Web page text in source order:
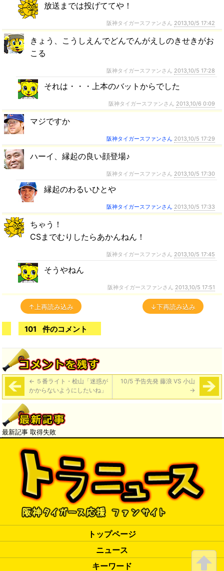
放送までは投げててや！
阪神タイガースファンさん 2013,10/5 17:42
きょう、こうしえんでどんでんがえしのきせきがお
こる
阪神タイガースファンさん 2013,10/5 17:28
それは・・・上本のバットからでした
阪神タイガースファンさん 2013,10/6 0:09
マジですか
阪神タイガースファンさん 2013,10/5 17:29
ハーイ、縁起の良い顔登場♪
阪神タイガースファンさん 2013,10/5 17:30
縁起のわるいひとや
阪神タイガースファンさん 2013,10/5 17:33
ちゃう！
CSまでむりしたらあかんねん！
阪神タイガースファンさん 2013,10/5 17:45
そうやねん
阪神タイガースファンさん 2013,10/5 17:51
↑上再読み込み ↓下再読み込み
101 件のコメント
← ５番ライト・桧山「迷惑が
かからないようにしたいね」
10/5 予告先発 藤浪 VS 小山
→
最新記事 取得失敗
トップページ
ニュース
キーワード